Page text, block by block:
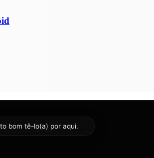
bom tê-lo(a) por aqui.